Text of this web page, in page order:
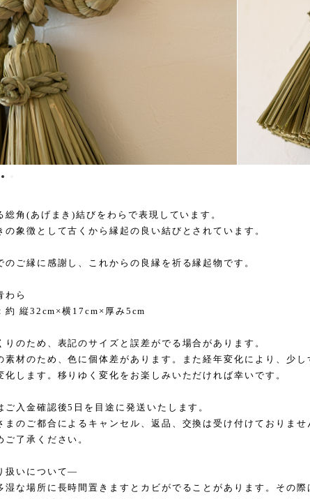
総角(あげまき)結びをわらで表現しています。
の象徴として古くから縁起の良い結びとされています。
のご縁に感謝し、これからの良縁を祈る縁起物です。
わら
約 縦32cm×横17cm×厚み5cm
りのため、表記のサイズと誤差がでる場合があります。
素材のため、色に個体差があります。また経年変化により、少し
化します。移りゆく変化をお楽しみいただければ幸いです。
ご入金確認後5日を目途に発送いたします。
まのご都合によるキャンセル、返品、交換は受け付けておりませ
ご了承ください。
扱いについて―
湿な場所に長時間置きますとカビがでることがあります。その際